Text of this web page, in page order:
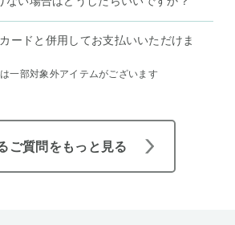
ードと併用してお支払いいただけま
一部対象外アイテムがございます
ご質問をもっと見る